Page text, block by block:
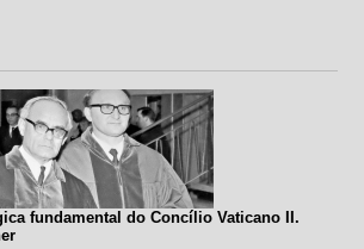
fundamental do Concílio Vaticano II.